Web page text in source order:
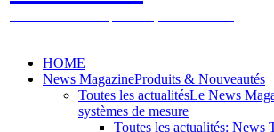
HOME
News MagazineProduits & Nouveautés
Toutes les actualitésLe News
systèmes de mesure
Toutes les actualités: News